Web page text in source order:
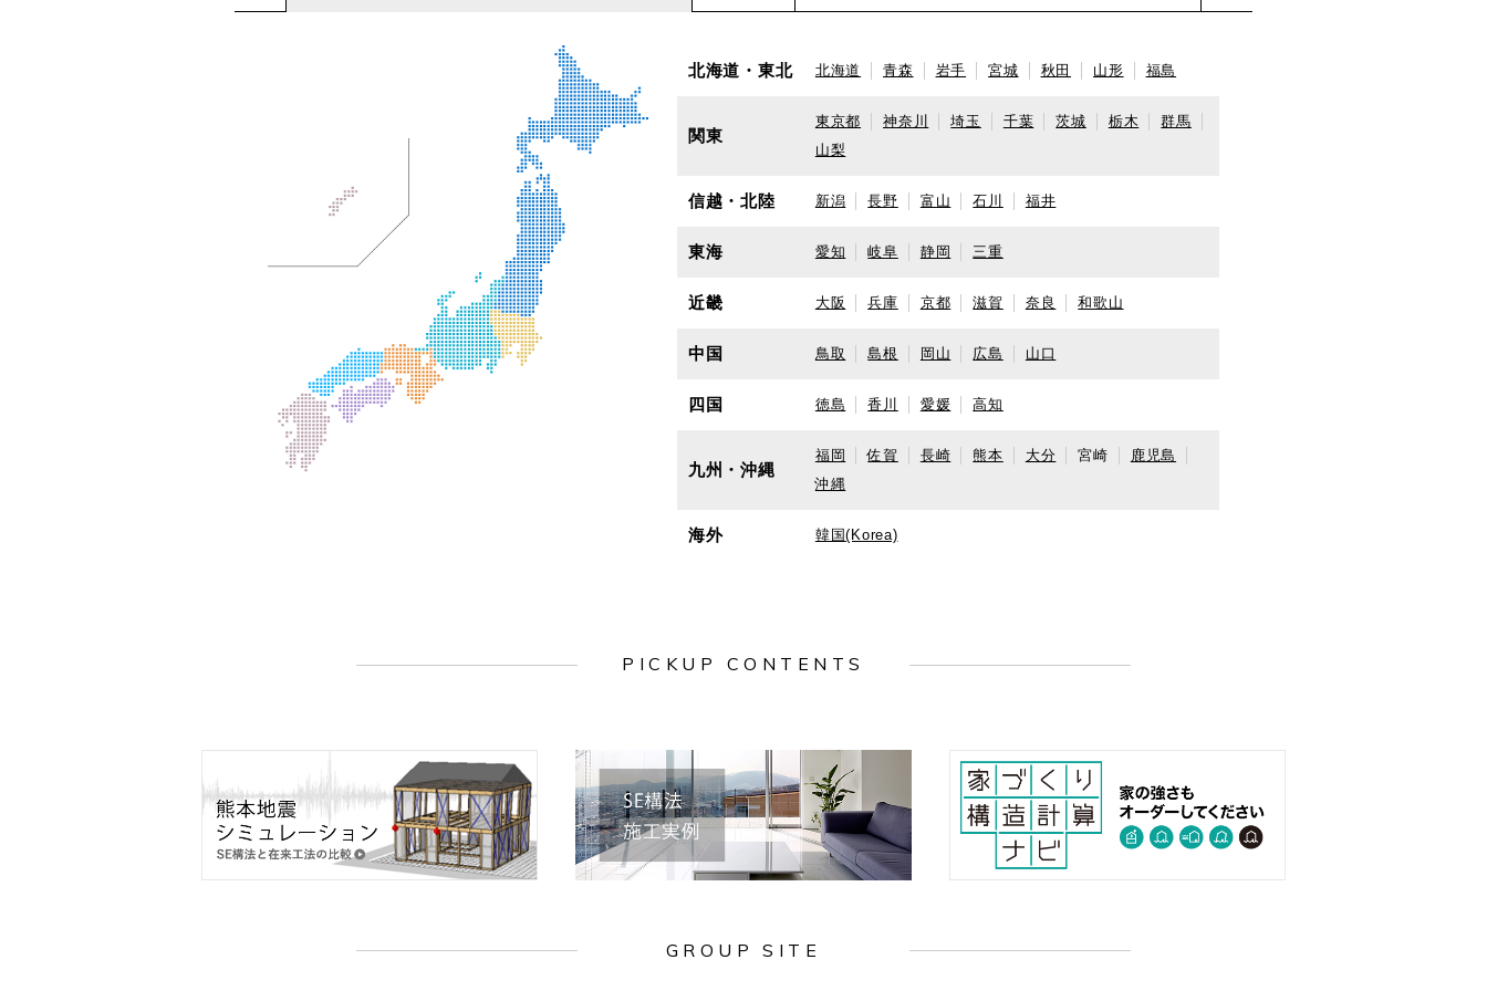
北海道・東北 北海道 青森 岩手 宮城 秋田 山形 福島
関東
東京都 神奈川 埼玉 千葉 茨城 栃木
群馬
山梨
信越・北陸 新潟 長野 富山 石川 福井
東海 愛知 岐阜 静岡 三重
近畿 大阪 兵庫 京都 滋賀 奈良 和歌山
中国 鳥取 島根 岡山 広島 山口
四国 徳島 香川 愛媛 高知
九州・沖縄
福岡 佐賀 長崎 熊本 大分 宮崎
鹿児島
沖縄
海外 韓国(Korea)
PICKUP CONTENTS
GROUP SITE